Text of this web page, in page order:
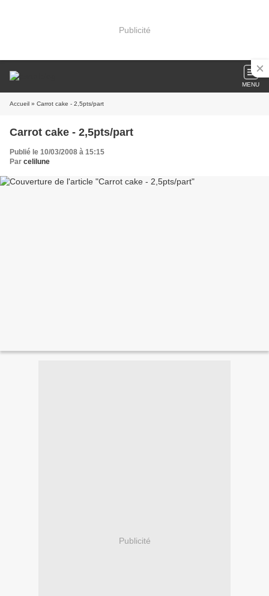
Publicité
MENU
Accueil » Carrot cake - 2,5pts/part
Carrot cake - 2,5pts/part
Publié le 10/03/2008 à 15:15
Par celilune
Publicité